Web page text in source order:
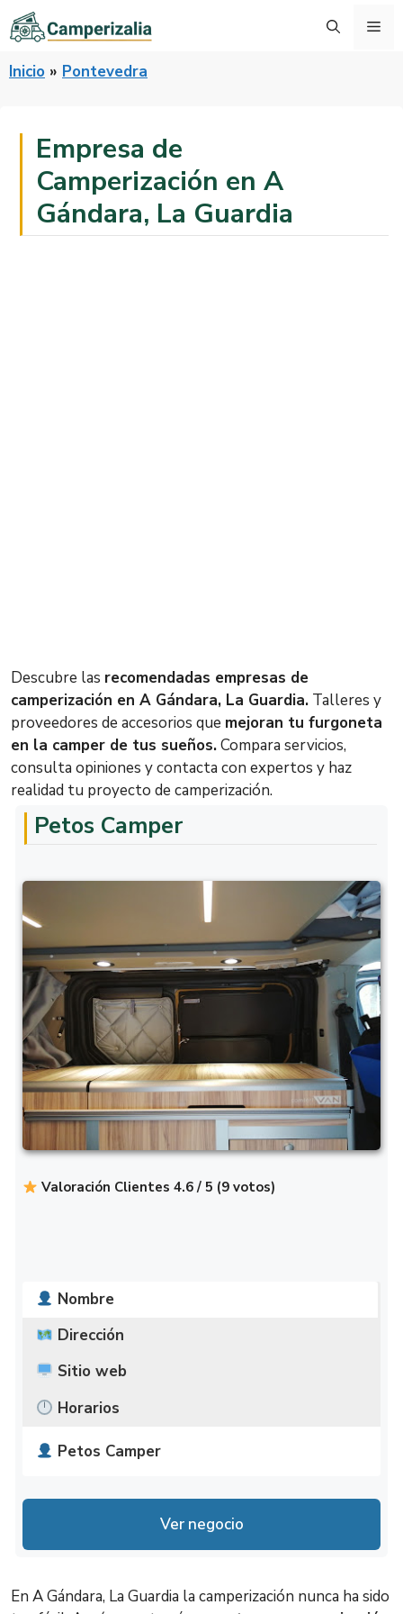
Saltar
al
Inicio » Pontevedra
Empresa de
Camperización en A
Gándara, La Guardia
Descubre las recomendadas empresas de
camperización en A Gándara, La Guardia. Talleres y
proveedores de accesorios que mejoran tu furgoneta
en la camper de tus sueños.Compara servicios,
consulta opiniones y contacta con expertos y haz
realidad tu proyecto de camperización.
Petos Camper
Valoración Clientes 4.6 / 5 (9 votos)
Nombre
Dirección
Sitio web
Horarios
Petos Camper
Lunes
9:00 – 20:00
9:00 – 20:00
9:00 – 20:00
Ver negocio
En A Gándara, La Guardia la camperización nunca ha sido